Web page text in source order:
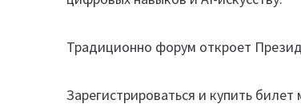
Традиционно форум откроет
Зарегистрироваться и купить